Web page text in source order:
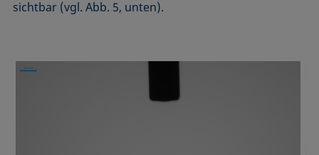
sichtbar (vgl. Abb. 5, unten).